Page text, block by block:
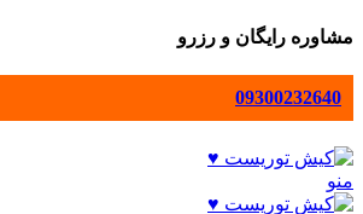
مشاوره رایگان و رزرو
09300232640
منو